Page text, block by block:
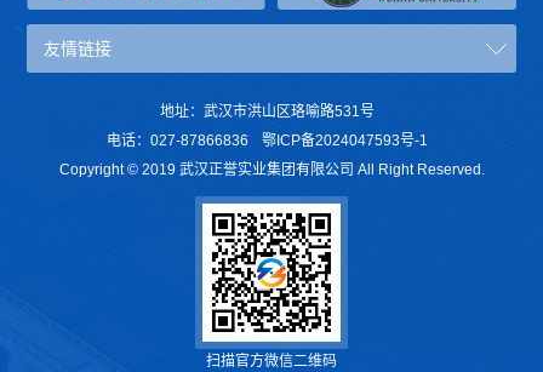
友情链接
地址：武汉市洪山区珞喻路531号
电话：027-87866836
鄂ICP备2024047593号-1
Copyright © 2019 武汉正誉实业集团有限公司 All Right Reserved.
扫描官方微信二维码